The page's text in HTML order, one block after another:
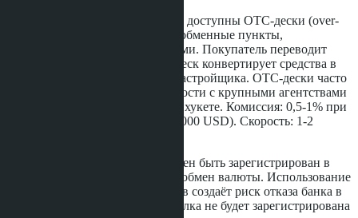
Для состоятельных покупателей доступны OTC-дески (over-
the-counter) - лицензированные обменные пункты,
работающие с крупными суммами. Покупатель переводит
USDT на кошелёк OTC-деска, деск конвертирует средства в
баты и перечисляет их на счёт застройщика. OTC-дески часто
имеют партнёрские договорённости с крупными агентствами
недвижимости в Паттайе и на Пхукете. Комиссия: 0,5-1% при
сумме от 10 млн бат (около 280 000 USD). Скорость: 1-2
Важный нюанс: OTC-деск должен быть зарегистрирован в
Таиланде и иметь лицензию на обмен валюты. Использование
нелицензированных обменников создаёт риск отказа банка в
выдаче FET-формы. Без FET сделка не будет зарегистрирована